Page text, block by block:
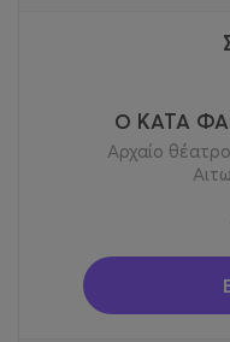
Ο ΚΑΤΑ
Αρχαίο